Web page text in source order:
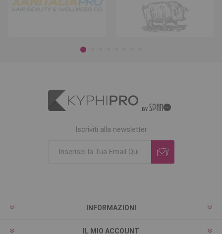
Iscriviti alla newsletter
INFORMAZIONI
IL MIO ACCOUNT